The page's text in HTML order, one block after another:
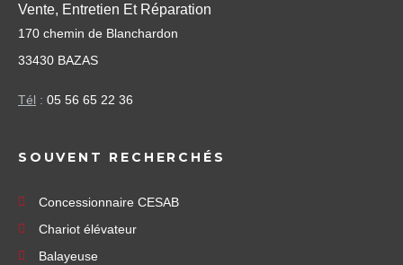
Vente, Entretien Et Réparation
170 chemin de Blanchardon
33430 BAZAS
Tél : 05 56 65 22 36
SOUVENT RECHERCHÉS
Concessionnaire CESAB
Chariot élévateur
Balayeuse